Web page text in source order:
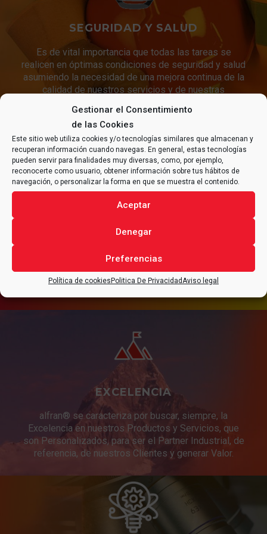
Gestionar el Consentimiento
de las Cookies
Este sitio web utiliza cookies y/o tecnologías similares que almacenan y
recuperan información cuando navegas. En general, estas tecnologías
pueden servir para finalidades muy diversas, como, por ejemplo,
reconocerte como usuario, obtener información sobre tus hábitos de
navegación, o personalizar la forma en que se muestra el contenido.
Aceptar
Denegar
Preferencias
Política de cookies Politica De PrivacidadAviso legal
SEGURIDAD Y SALUD
Es de vital importancia que todas las tareas se
realicen en óptimas condiciones de seguridad y salud
asumiendo la necesidad de una mejora continua de la
calidad de nuestros servicios y de nuestras
CONTACTA CON ALFRAN®
PARA CUALQUIER CONSULTA
RELACIONADA CON TU
CONTACTAR
EXCELENCIA
alfran® se caracteriza por buscar, siempre, la
Excelencia en nuestros Productos y Servicios, que
son Personalizados, para ser el Partner Industrial, de
referencia, de nuestros Clientes y generar Valor.